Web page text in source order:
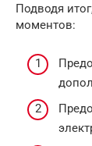
Подводя
моментов: